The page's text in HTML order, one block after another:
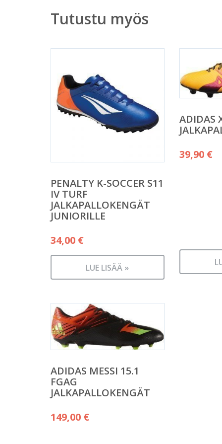
Tutustu myös
PENALTY K-SOCCER S11
IV TURF
JALKAPALLOKENGÄT
JUNIORILLE
34,00 €
LUE LISÄÄ »
ADIDAS
39,90 €
ADIDAS MESSI 15.1
FGAG
JALKAPALLOKENGÄT
149,00 €